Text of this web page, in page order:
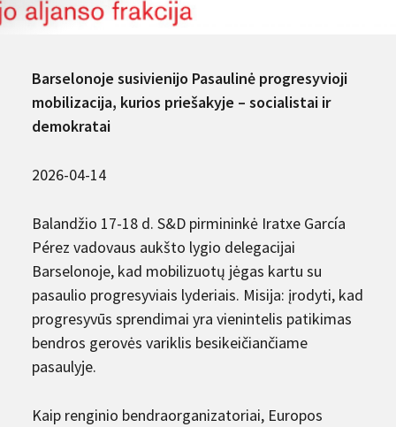
Barselonoje susivienijo Pasaulinė progresyvioji
mobilizacija, kurios priešakyje – socialistai ir
demokratai
2026-04-14
Balandžio 17-18 d. S&D pirmininkė Iratxe García
Pérez vadovaus aukšto lygio delegacijai
Barselonoje, kad mobilizuotų jėgas kartu su
pasaulio progresyviais lyderiais. Misija: įrodyti, kad
progresyvūs sprendimai yra vienintelis patikimas
bendros gerovės variklis besikeičiančiame
pasaulyje.
Kaip renginio bendraorganizatoriai, Europos